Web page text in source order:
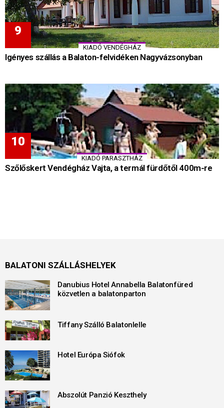
KIADÓ VENDÉGHÁZ
Igényes szállás a Balaton-felvidéken Nagyvázsonyban
KIADÓ PARASZTHÁZ
Szőlőskert Vendégház Vajta, a termál fürdőtől 400m-re
BALATONI SZÁLLÁSHELYEK
Danubius Hotel Annabella Balatonfüred
közvetlen a balatonparton
Tiffany Szálló Balatonlelle
Hotel Európa Siófok
Abszolút Panzió Keszthely